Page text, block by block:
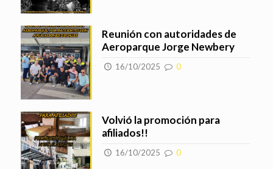
Reunión con autoridades de
Aeroparque Jorge Newbery
16/10/2025 0
Volvió la promoción para
afiliados!!
16/10/2025 0